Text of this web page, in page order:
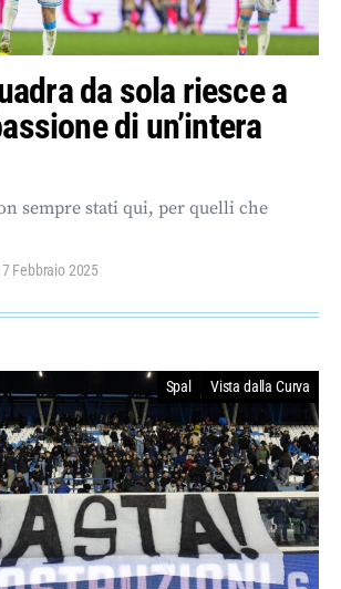
da sola riesce a
di un’intera
sempre stati qui, per quelli che
Febbraio 2025
Spal Vista dalla Curva